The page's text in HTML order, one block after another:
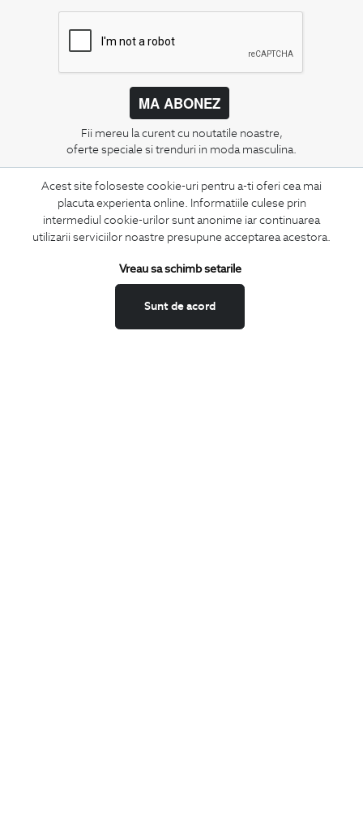
Acest site foloseste cookie-uri pentru a-ti oferi cea mai
placuta experienta online. Informatiile culese prin
intermediul cookie-urilor sunt anonime iar continuarea
utilizarii serviciilor noastre presupune acceptarea acestora.
Sunt de acord
Vreau sa schimb setarile
MA ABONEZ
Fii mereu la curent cu noutatile noastre,
oferte speciale si trenduri in moda masculina.
CONCIERGE
Termeni si conditii
Schimburi si retur
Feedback site
ANPC